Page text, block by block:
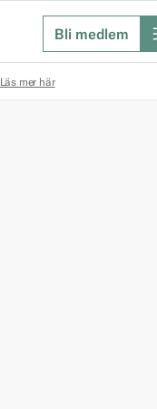
Bli medlem
Läs mer här